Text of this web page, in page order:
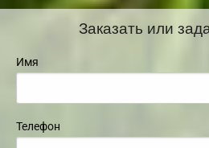
Заказать или
Имя
Телефон